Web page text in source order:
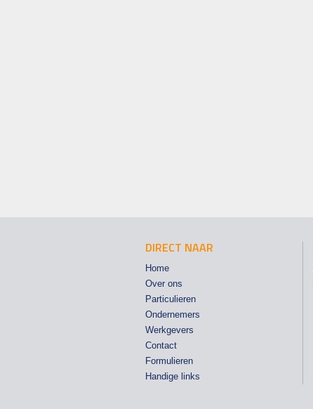
DIRECT NAAR
Home
Over ons
Particulieren
Ondernemers
Werkgevers
Contact
Formulieren
Handige links